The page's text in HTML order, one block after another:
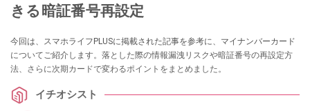
きる暗証番号再設定
今回は、スマホライフPLUSに掲載された記事を参考に、マイナンバーカード
についてご紹介します。落とした際の情報漏洩リスクや暗証番号の再設定方
法、さらに次期カードで変わるポイントをまとめました。
イチオシスト